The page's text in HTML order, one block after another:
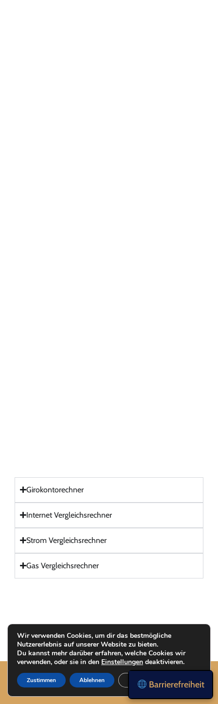
Girokontorechner
Internet Vergleichsrechner
Strom Vergleichsrechner
Gas Vergleichsrechner
Barrierefreiheit
Wir verwenden Cookies, um dir das bestmögliche
Nutzererlebnis auf unserer Website zu bieten.
Du kannst mehr darüber erfahren, welche Cookies wir
verwenden, oder sie in den Einstellungen deaktivieren.
Zustimmen Ablehnen Einstellungen